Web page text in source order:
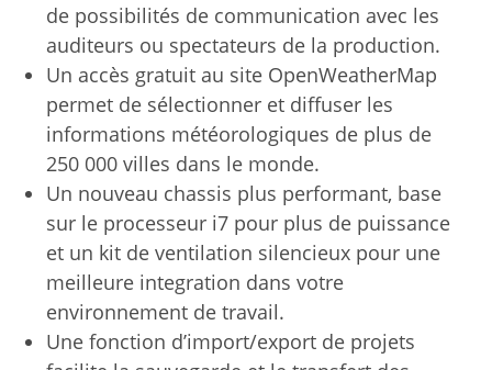
de possibilités de communication avec les
auditeurs ou spectateurs de la production.
Un accès gratuit au site OpenWeatherMap
permet de sélectionner et diffuser les
informations météorologiques de plus de
250 000 villes dans le monde.
Un nouveau chassis plus performant, base
sur le processeur i7 pour plus de puissance
et un kit de ventilation silencieux pour une
meilleure integration dans votre
environnement de travail.
Une fonction d’import/export de projets